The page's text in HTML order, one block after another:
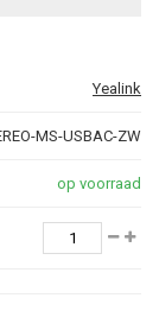
Yealink
MS-USBAC-ZW
op voorraad